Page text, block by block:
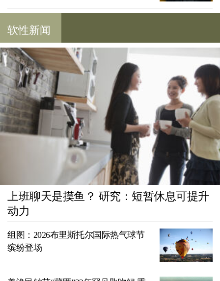
软性新闻
上班聊天是摸鱼？ 研究：短暂休息可提升
动力
组图：2026布里斯托尔国际热气球节
缤纷登场